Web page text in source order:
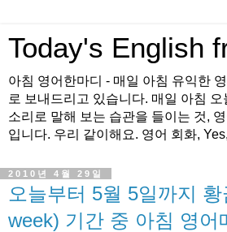
Today's English
아침 영어한마디 - 매일 아침 유익한
로 보내드리고 있습니다. 매일 아침
소리로 말해 보는 습관을 들이는 것,
입니다. 우리 같이해요. 영어 회화,
2010년 4월 29일
오늘부터 5월 5일까지
week) 기간 중 아침 영어